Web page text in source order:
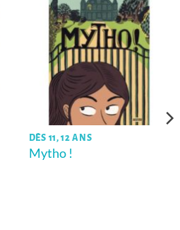
DÈS 11, 12 ANS
Mytho !